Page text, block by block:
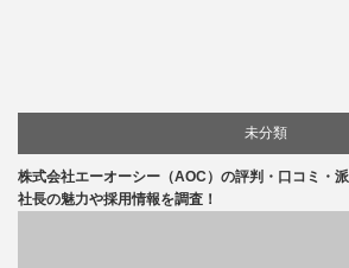
未分類
株式会社エーオーシー（AOC）の評判・口コミ・
社長の魅力や採用情報を調査！